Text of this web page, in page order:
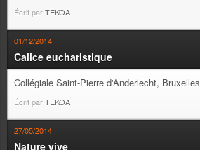
Écrit parTEKOA
01/12/2014
Calice eucharistique
Collégiale Saint-Pierre d'Anderlecht, Bruxelles
Écrit parTEKOA
27/05/2014
Nature vive